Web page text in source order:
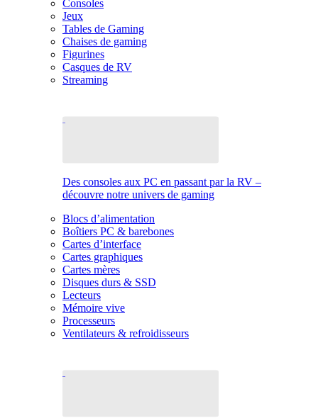
Consoles
Jeux
Tables de Gaming
Chaises de gaming
Figurines
Casques de RV
Streaming
Des consoles aux PC en passant par la RV –
découvre notre univers de gaming
Blocs d’alimentation
Boîtiers PC & barebones
Cartes d’interface
Cartes graphiques
Cartes mères
Disques durs & SSD
Lecteurs
Mémoire vive
Processeurs
Ventilateurs & refroidisseurs